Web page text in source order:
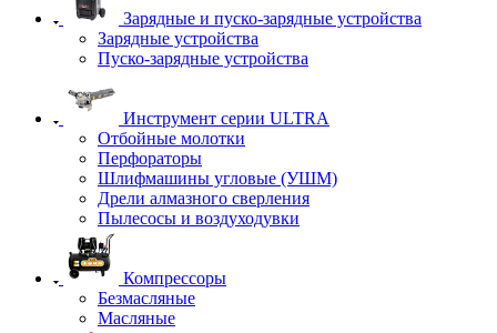
Зарядные и пуско-зарядные устройства
Зарядные устройства
Пуско-зарядные устройства
Инструмент серии ULTRA
Отбойные молотки
Перфораторы
Шлифмашины угловые (УШМ)
Дрели алмазного сверления
Пылесосы и воздуходувки
Компрессоры
Безмасляные
Масляные